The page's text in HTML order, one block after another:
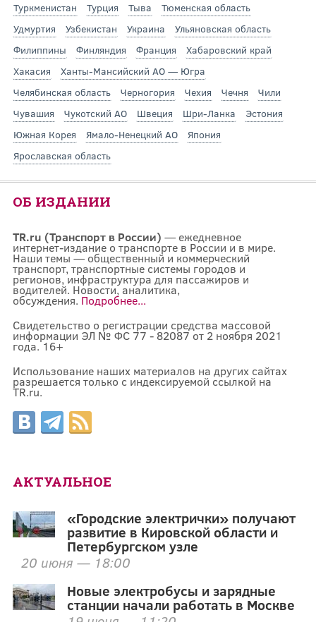
Туркменистан
Турция Тыва
Тюменская область
Удмуртия
Узбекистан Украина
Ульяновская область
Филиппины
Финляндия Франция
Хабаровский край
Хакасия
Ханты-Мансийский АО — Югра
Челябинская область
Черногория Чехия Чечня
Чили
Чувашия
Чукотский АО Швеция Шри-Ланка
Эстония
Южная Корея
Ямало-Ненецкий АО
Япония
Ярославская область
ОБ ИЗДАНИИ
TR.ru (Транспорт в России) — ежедневное
интернет-издание о транспорте в России и в мире.
Наши темы — общественный и коммерческий
транспорт, транспортные системы городов и
регионов, инфраструктура для пассажиров и
водителей. Новости, аналитика,
обсуждения. Подробнее...
Свидетельство о регистрации средства массовой
информации ЭЛ № ФС 77 - 82087 от 2 ноября 2021
года. 16+
Использование наших материалов на других сайтах
разрешается только с индексируемой ссылкой на
TR.ru.
АКТУАЛЬНОЕ
«Городские электрички» получают
развитие в Кировской области и
Петербургском узле
20 июня — 18:00
Новые электробусы и зарядные
станции начали работать в Москве